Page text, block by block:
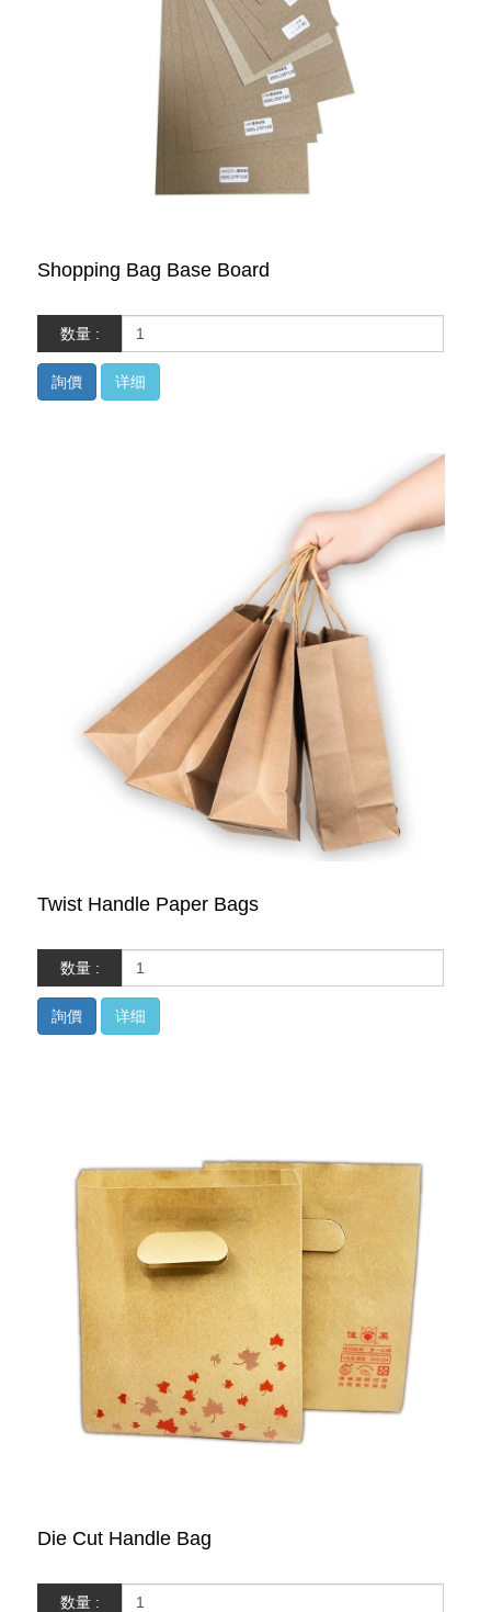
Shopping Bag Base Board
数量 :
詢價 详细
Twist Handle Paper Bags
数量 :
詢價 详细
Die Cut Handle Bag
数量 :